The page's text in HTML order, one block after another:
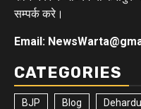
सम्पर्क करे।
Email:
CATEGORIES
BJP Blog